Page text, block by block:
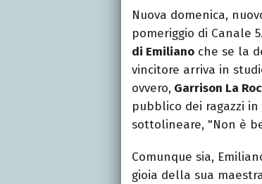
e spettacoli.
Nuova domenica,
pomeriggio di Canale
di Emiliano che se la
vincitore arriva in
ovvero, Garrison La
pubblico dei ragazzi
sottolineare, "Non è
Comunque sia,
gioia della sua